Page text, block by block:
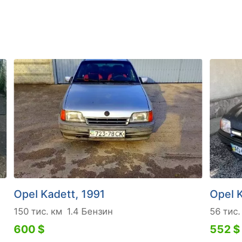
Opel Kadett, 1991
150 тис. км 1.4 Бензин
600 $
Opel
56
552 $